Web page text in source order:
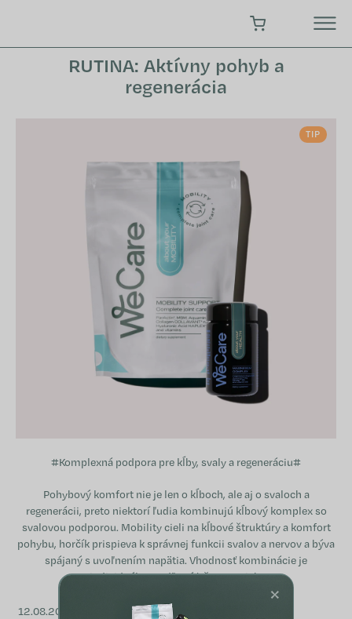
obsah
NÁKUPNÝ KOŠÍK
#Komplexná podpora pre kĺby, svaly a regeneráciu#
Pohybový komfort nie je len o kĺboch, ale aj o svaloch a
regenerácii, preto niektorí ľudia kombinujú kĺbový komplex so
svalovou podporou. Mobility cieli na kĺbové štruktúry a komfort
pohybu, horčík prispieva k správnej funkcii svalov a nervov a býva
spájaný s uvoľnením napätia. Vhodnosť kombinácie je
individuálna podľa záťaže a potrieb.
12.08.2026
RUTINA: Aktívny pohyb a
regenerácia
TIP
×